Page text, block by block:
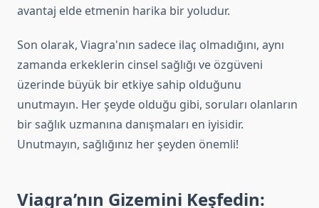
avantaj elde etmenin harika bir yoludur.
Son olarak, Viagra'nın sadece ilaç olmadığını, aynı
zamanda erkeklerin cinsel sağlığı ve özgüveni
üzerinde büyük bir etkiye sahip olduğunu
unutmayın. Her şeyde olduğu gibi, soruları olanların
bir sağlık uzmanına danışmaları en iyisidir.
Unutmayın, sağlığınız her şeyden önemli!
Viagra’nın Gizemini Keşfedin: